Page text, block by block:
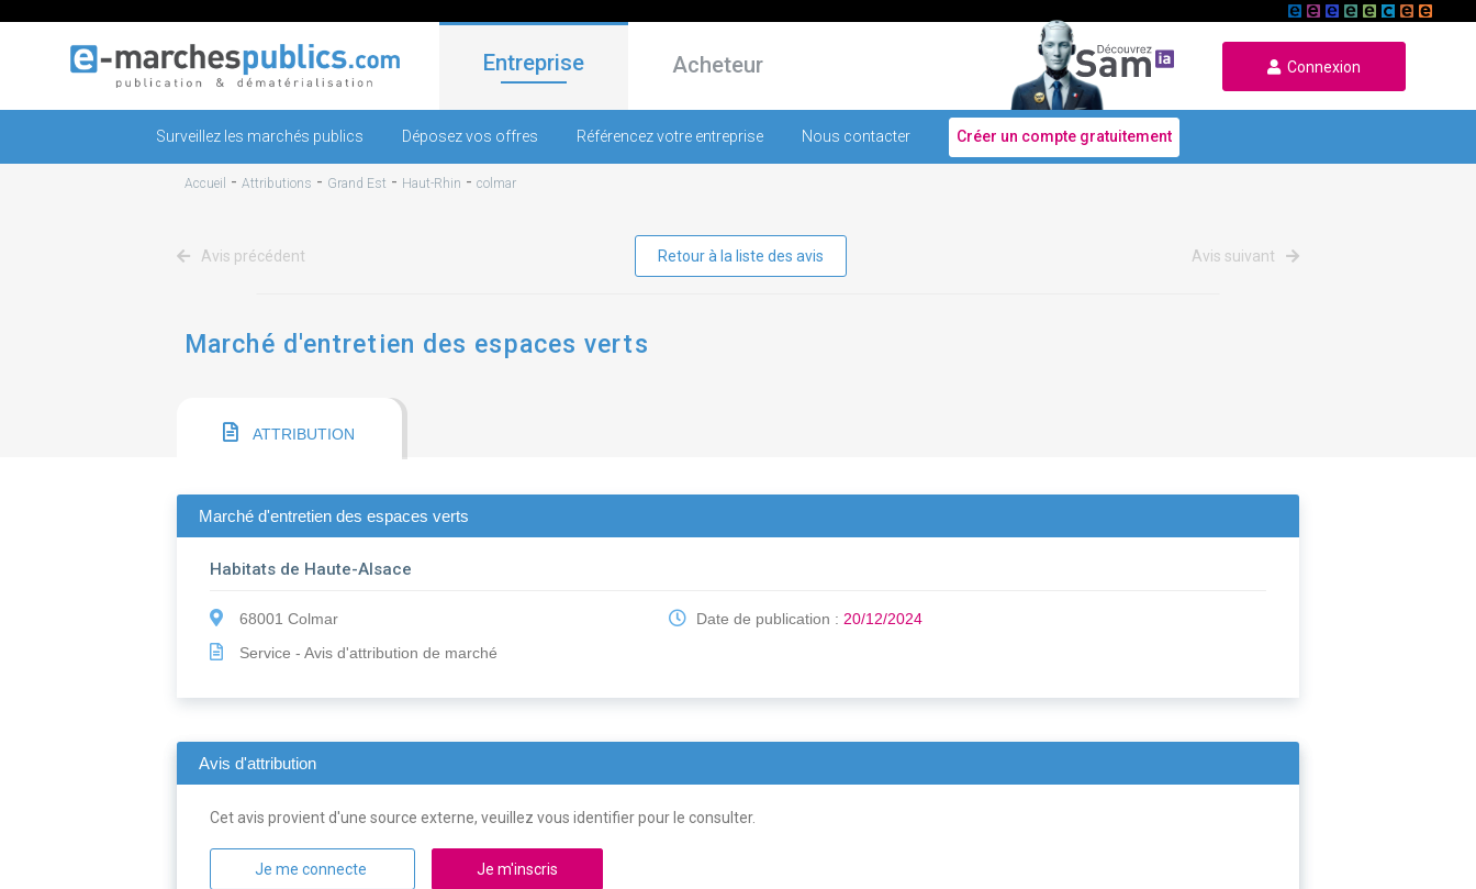
Entreprise Acheteur Connexion
Surveillez les marchés publics Déposez vos offres Référencez votre entreprise Nous contacter Créer un compte gratuitement
Accueil - Attributions - Grand Est - Haut-Rhin - colmar
Avis précédent Retour à la liste des avis Avis suivant
Marché d'entretien des espaces verts
ATTRIBUTION
Marché d'entretien des espaces verts
Habitats de Haute-Alsace
68001 Colmar
Service - Avis d'attribution de marché
Date de publication :20/12/2024
Avis d'attribution
Cet avis provient d'une source externe, veuillez vous identifier pour le consulter.
Je me connecte Je m'inscris